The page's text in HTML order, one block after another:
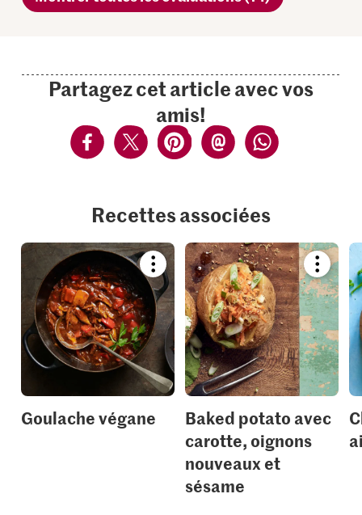
Partagez cet article avec vos
amis!
Recettes associées
Bookmark
recipe
or
add
it
to
your
collections.
Goulache végane
recipe
or
add
it
to
your
Baked potato avec
carotte, oignons
nouveaux et
sésame